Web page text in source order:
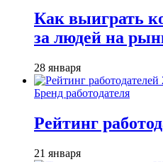
Как выиграть
за людей на
28 января
Бренд работодателя
Рейтинг
21 января